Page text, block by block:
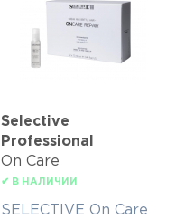
Selective
Professional
On Care
✔ В НАЛИЧИИ
SELECTIVE On Care